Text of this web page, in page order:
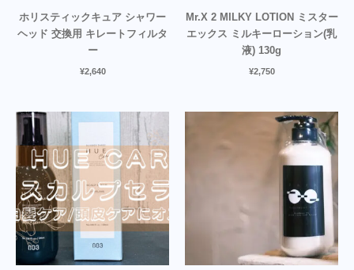
ホリスティックキュア シャワー
ヘッド 交換用 キレートフィルタ
ー
¥2,640
Mr.X 2 MILKY LOTION ミスター
エックス ミルキーローション(乳
液) 130g
¥2,750